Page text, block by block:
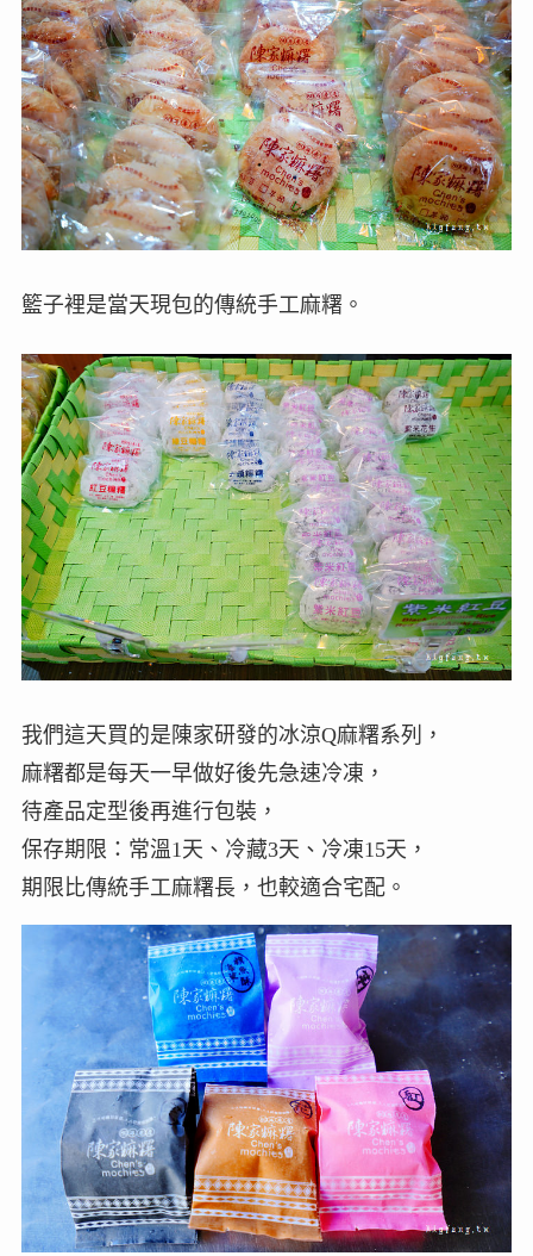
籃子裡是當天現包的傳統手工麻糬。
我們這天買的是陳家研發的冰涼Q麻糬系列，
麻糬都是每天一早做好後先急速冷凍，
待產品定型後再進行包裝，
保存期限：常溫1天、冷藏3天、冷凍15天，
期限比傳統手工麻糬長，也較適合宅配。